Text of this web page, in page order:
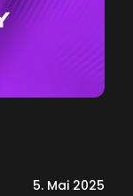
5. Mai 2025